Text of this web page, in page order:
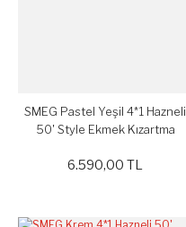
SMEG Pastel Yeşil 4*1 Hazneli
50' Style Ekmek Kızartma
6.590,00 TL